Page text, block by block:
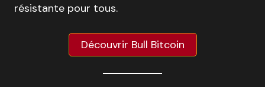
résistante pour tous.
Découvrir Bull Bitcoin